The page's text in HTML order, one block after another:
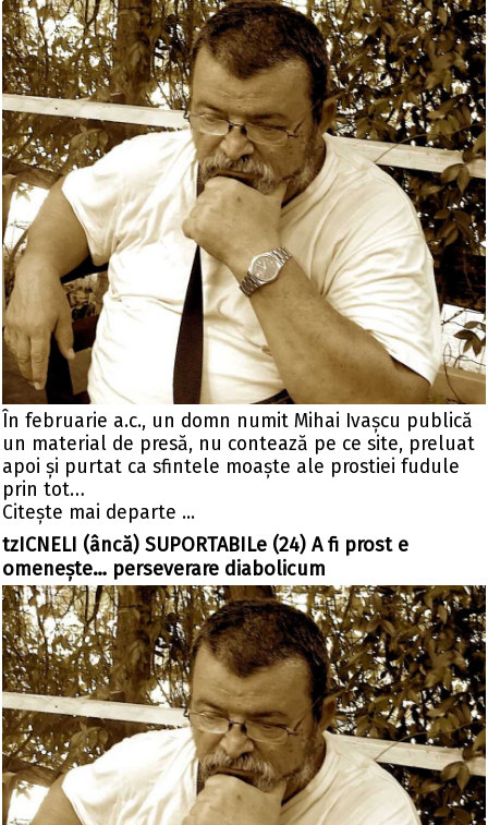
În februarie a.c., un domn numit Mihai Ivașcu publică
un material de presă, nu contează pe ce site, preluat
apoi și purtat ca sfintele moaște ale prostiei fudule
prin tot…
Citeşte mai departe ...
tzICNELI (âncă) SUPORTABILe (24) A fi prost e
omenește… perseverare diabolicum